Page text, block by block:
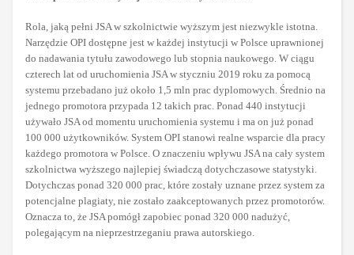
Rola, jaką pełni JSA w szkolnictwie wyższym jest niezwykle istotna.
Narzędzie OPI dostępne jest w każdej instytucji w Polsce uprawnionej
do nadawania tytułu zawodowego lub stopnia naukowego. W ciągu
czterech lat od uruchomienia JSA w styczniu 2019 roku za pomocą
systemu przebadano już około 1,5 mln prac dyplomowych. Średnio na
jednego promotora przypada 12 takich prac. Ponad 440 instytucji
używało JSA od momentu uruchomienia systemu i ma on już ponad
100 000 użytkowników. System OPI stanowi realne wsparcie dla pracy
każdego promotora w Polsce. O znaczeniu wpływu JSA na cały system
szkolnictwa wyższego najlepiej świadczą dotychczasowe statystyki.
Dotychczas ponad 320 000 prac, które zostały uznane przez system za
potencjalne plagiaty, nie zostało zaakceptowanych przez promotorów.
Oznacza to, że JSA pomógł zapobiec ponad 320 000 nadużyć,
polegającym na nieprzestrzeganiu prawa autorskiego.